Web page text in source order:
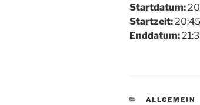
Startdatum:
Startzeit:20:45
Enddatum:
KATEGORIEN
ALLGEMEIN